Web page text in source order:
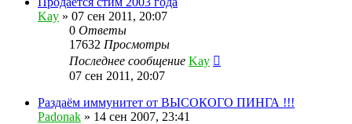
Kay » 07 сен 2011, 20:07
0 Ответы
17632 Просмотры
Последнее сообщение Kay
07 сен 2011, 20:07
Раздаём иммунитет от ВЫСОКОГО ПИНГА !!!
Padonak » 14 сен 2007, 23:41